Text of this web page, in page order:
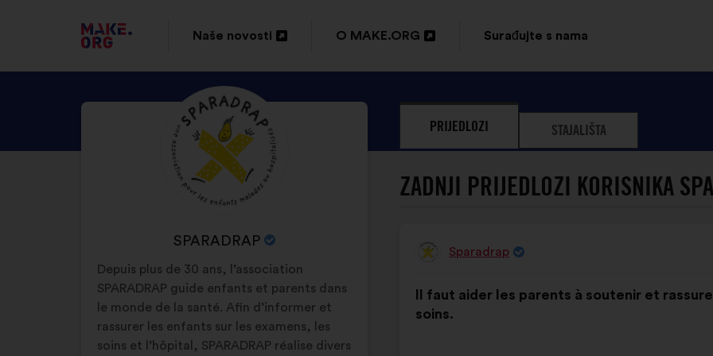
IDI
NA
POČETNU
STRANICU
PLATFORME
MAKE.ORG
Naše novosti
novoj
kartici
O MAKE.ORG
Surađujte s nama
OTKRIJTE
PROFIL
KORISNIKA
SPARADRAP
NAZIV
ORGANIZACIJE:
SPARADRAP
Biografija:
Depuis plus de 30 ans, l’association
SPARADRAP guide enfants et parents dans
le monde de la santé. Afin d’informer et
rassurer les enfants sur les examens, les
soins et l’hôpital, SPARADRAP réalise divers
PRIJEDLOZI STAJALIŠTA
ZADNJI PRIJEDLOZI KORISNIKA
Prijedlog
Sparadrap
prijedloga:
Il faut aider les parents à soutenir et
soins.
raspodjelu: